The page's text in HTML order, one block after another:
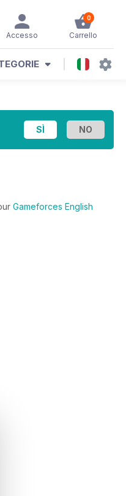
0
Carrello
Accesso
Gameforces English